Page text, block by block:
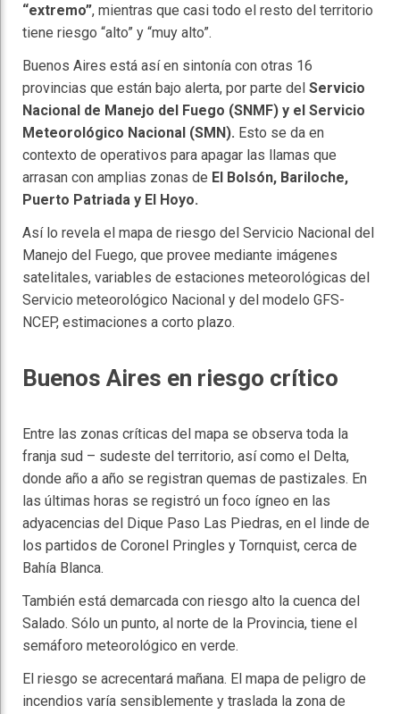
“extremo”, mientras que casi todo el resto del territorio
tiene riesgo “alto” y “muy alto”.
Buenos Aires está así en sintonía con otras 16
provincias que están bajo alerta, por parte del Servicio
Nacional de Manejo del Fuego (SNMF) y el Servicio
Meteorológico Nacional (SMN). Esto se da en
contexto de operativos para apagar las llamas que
arrasan con amplias zonas de El Bolsón, Bariloche,
Puerto Patriada y El Hoyo.
Así lo revela el mapa de riesgo del Servicio Nacional del
Manejo del Fuego, que provee mediante imágenes
satelitales, variables de estaciones meteorológicas del
Servicio meteorológico Nacional y del modelo GFS-
NCEP, estimaciones a corto plazo.
Buenos Aires en riesgo crítico
Entre las zonas críticas del mapa se observa toda la
franja sud – sudeste del territorio, así como el Delta,
donde año a año se registran quemas de pastizales. En
las últimas horas se registró un foco ígneo en las
adyacencias del Dique Paso Las Piedras, en el linde de
los partidos de Coronel Pringles y Tornquist, cerca de
Bahía Blanca.
También está demarcada con riesgo alto la cuenca del
Salado. Sólo un punto, al norte de la Provincia, tiene el
semáforo meteorológico en verde.
El riesgo se acrecentará mañana. El mapa de peligro de
incendios varía sensiblemente y traslada la zona de